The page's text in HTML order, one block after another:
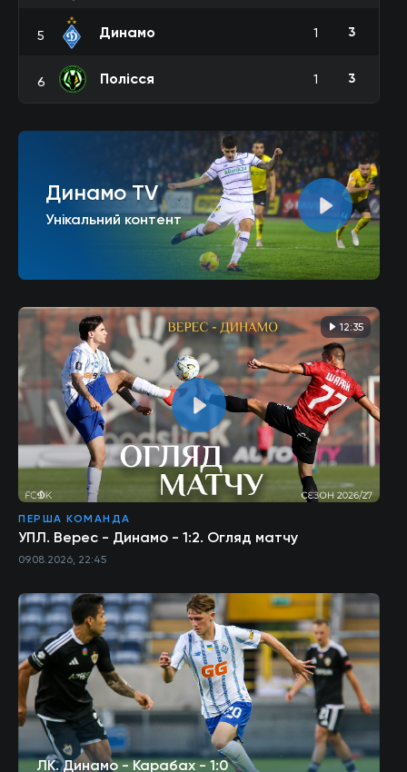
5 Динамо 1 3
6 Полісся 1 3
Динамо TV
Унікальний контент
12:35
ПЕРША КОМАНДА
УПЛ. Верес - Динамо - 1:2. Огляд матчу
09.08.2026, 22:45
ЛК. Динамо - Карабах - 1:0